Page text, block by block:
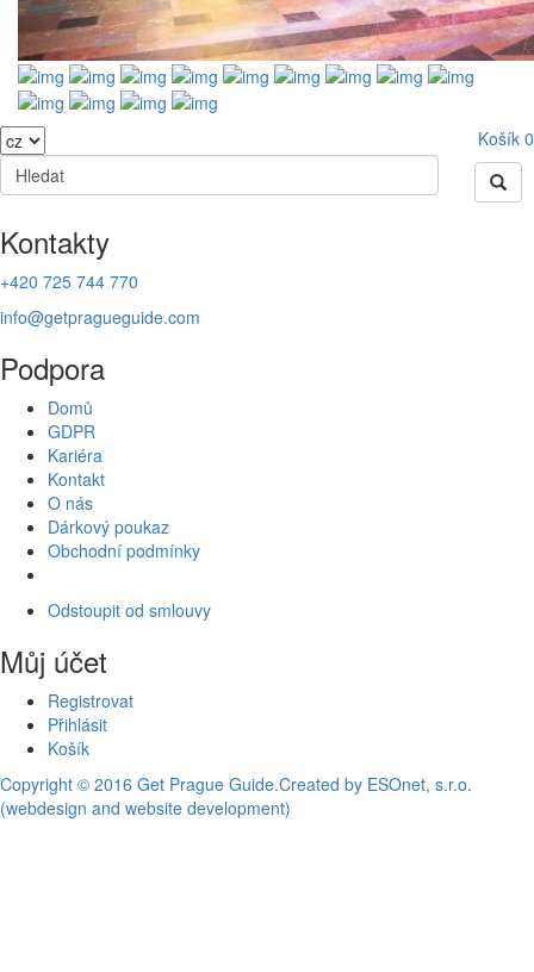
Košík 0
Kontakty
+420 725 744 770
info@getpragueguide.com
Podpora
Domů
GDPR
Kariéra
Kontakt
O nás
Dárkový poukaz
Obchodní podmínky
Odstoupit od smlouvy
Můj účet
Registrovat
Přihlásit
Košík
Copyright © 2016 Get Prague Guide.Created by ESOnet, s.r.o.
(webdesign and website development)